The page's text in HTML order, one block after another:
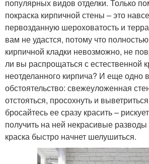
популярных видов отделки. Только
покраска кирпичной стены – это
первозданную шероховатость и
вам не удастся, потому что
кирпичной кладки невозможно, не
ли вы распрощаться с естественной
неотделанного кирпича? И еще одно
обстоятельство: свежеуложенная
отстояться, просохнуть и
бросайтесь ее сразу красить –
получить на ней некрасивые
краска быстро начнет шелушиться.